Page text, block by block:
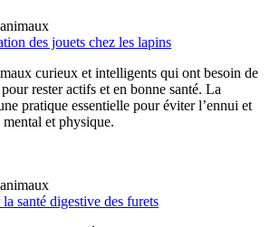
des jouets chez les lapins
curieux et intelligents qui ont besoin de
rester actifs et en bonne santé. La
pratique essentielle pour éviter l’ennui et
et physique.
santé digestive des furets